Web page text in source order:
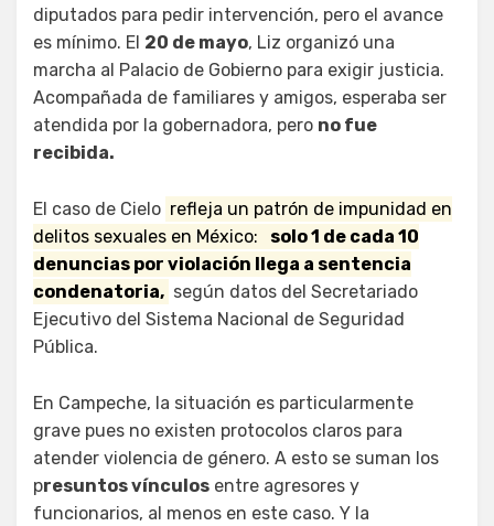
diputados para pedir intervención, pero el avance
es mínimo. El 20 de mayo, Liz organizó una
marcha al Palacio de Gobierno para exigir justicia.
Acompañada de familiares y amigos, esperaba ser
atendida por la gobernadora, pero no fue
recibida.
El caso de Cielo refleja un patrón de impunidad en
delitos sexuales en México:
solo 1 de cada 10
denuncias por violación llega a sentencia
condenatoria, según datos del Secretariado
Ejecutivo del Sistema Nacional de Seguridad
Pública.
En Campeche, la situación es particularmente
grave pues no existen protocolos claros para
atender violencia de género. A esto se suman los
presuntos vínculos entre agresores y
funcionarios, al menos en este caso. Y la